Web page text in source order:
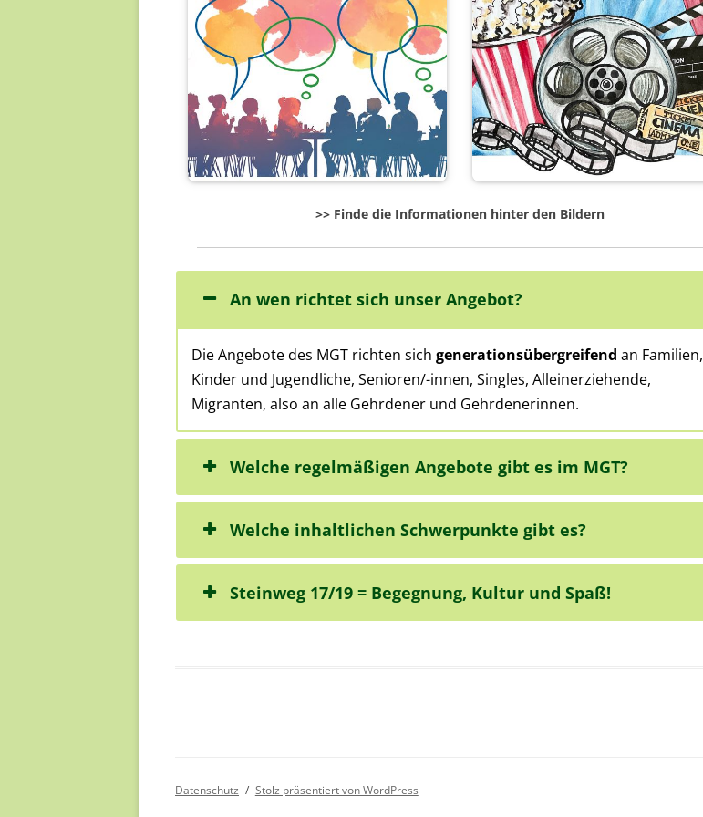
am 13.08.2026, 16.30 - 18.30 Uhr
mit Hanna Armbrust. Das
Thema: Die Wundertüte. Wir
lassen uns überraschen.
Mehr dazu
am 14.08.2026 um 18.30 Uhr.
Mehr dazu
>> Finde die Informationen hinter den Bildern
An wen richtet sich unser Angebot?
Die Angebote des MGT richten sich generationsübergreifend an Familien,
Kinder und Jugendliche, Senioren/-innen, Singles, Alleinerziehende,
Migranten, also an alle Gehrdener und Gehrdenerinnen.
Welche regelmäßigen Angebote gibt es im MGT?
Welche inhaltlichen Schwerpunkte gibt es?
Steinweg 17/19 = Begegnung, Kultur und Spaß!
Datenschutz Stolz präsentiert von WordPress